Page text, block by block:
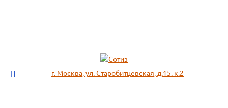
г. Москва, ул. Старобитцевская, д.15. к.2
info@sotizz.ru